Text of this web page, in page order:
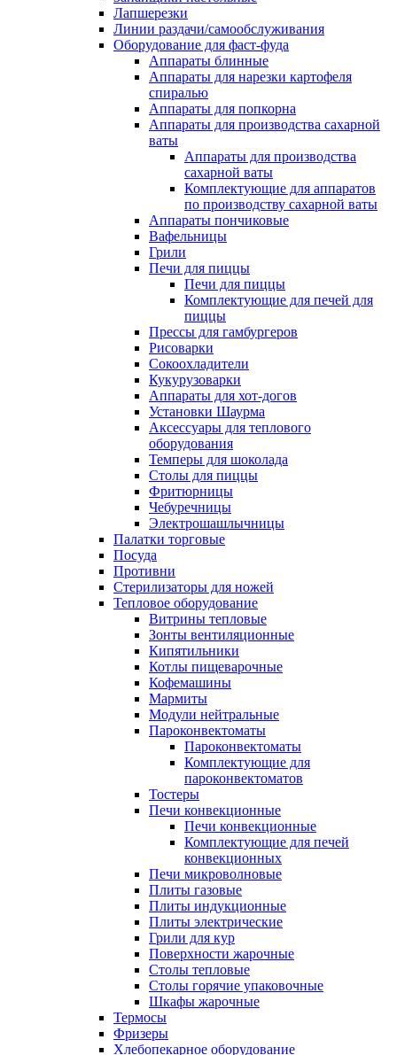
Лапшерезки
Линии раздачи/самообслуживания
Оборудование для фаст-фуда
Аппараты блинные
Аппараты для нарезки картофеля
спиралью
Аппараты для попкорна
Аппараты для производства сахарной
ваты
Аппараты для производства
сахарной ваты
Комплектующие для аппаратов
по производству сахарной ваты
Аппараты пончиковые
Вафельницы
Грили
Печи для пиццы
Печи для пиццы
Комплектующие для печей для
пиццы
Прессы для гамбургеров
Рисоварки
Сокоохладители
Кукурузоварки
Аппараты для хот-догов
Установки Шаурма
Аксессуары для теплового
оборудования
Темперы для шоколада
Столы для пиццы
Фритюрницы
Чебуречницы
Электрошашлычницы
Палатки торговые
Посуда
Противни
Стерилизаторы для ножей
Тепловое оборудование
Витрины тепловые
Зонты вентиляционные
Кипятильники
Котлы пищеварочные
Кофемашины
Мармиты
Модули нейтральные
Пароконвектоматы
Пароконвектоматы
Комплектующие для
пароконвектоматов
Тостеры
Печи конвекционные
Печи конвекционные
Комплектующие для печей
конвекционных
Печи микроволновые
Плиты газовые
Плиты индукционные
Плиты электрические
Грили для кур
Поверхности жарочные
Столы тепловые
Столы горячие упаковочные
Шкафы жарочные
Термосы
Фризеры
Хлебопекарное оборудование